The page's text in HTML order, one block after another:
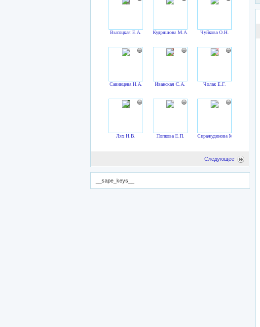
Высоцкая Е.А. Кудряшова М.А. Чуйкова О.Н.
Савинцева Н.А. Иванская С.А. Чолак Е.Г.
Лях Н.В. Попкова Е.П. Сиражудинова М.М.
Следующее
__sape_keys__